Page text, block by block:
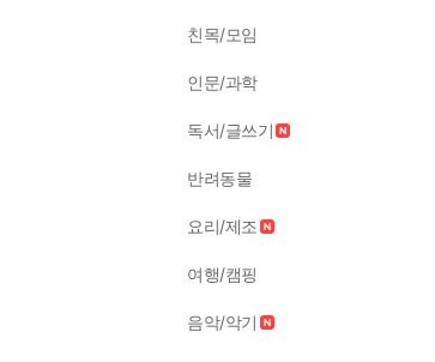
친목/모임
인문/과학
독서/글쓰기
반려동물
요리/제조
여행/캠핑
음악/악기